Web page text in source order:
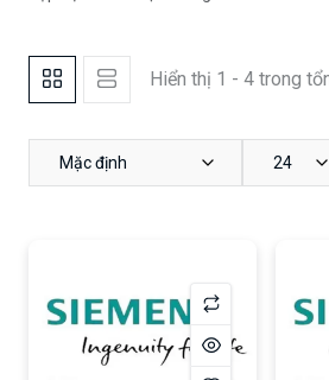
Hiển thị 1 - 4 trong
Mặc định 24